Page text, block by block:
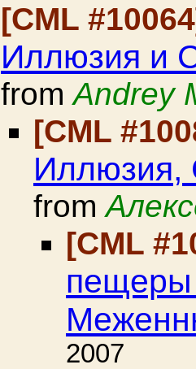
[CML
Иллюзия и
fromAndrey
[CML
Иллюзия,
from
[CML
2007